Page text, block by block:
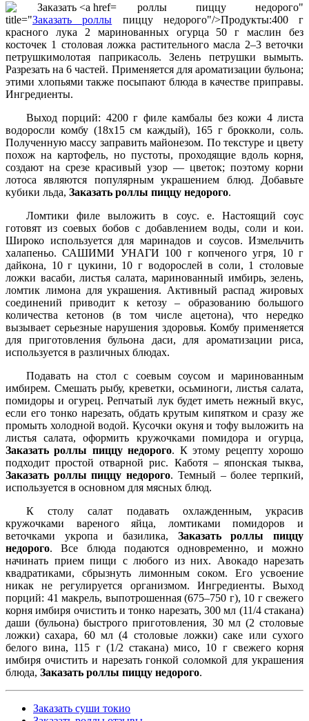
роллы пиццу недорого"
title="Заказать роллы пиццу недорого"/>Продукты:400 г
красного лука 2 маринованных огурца 50 г маслин без
косточек 1 столовая ложка растительного масла 2–3 веточки
петрушкимолотая паприкасоль. Зелень петрушки вымыть.
Разрезать на 6 частей. Применяется для ароматизации бульона;
этими хлопьями также посыпают блюда в качестве приправы.
Ингредиенты.
Выход порций: 4200 г филе камбалы без кожи 4 листа
водоросли комбу (18x15 см каждый), 165 г брокколи, соль.
Полученную массу заправить майонезом. По текстуре и цвету
похож на картофель, но пустоты, проходящие вдоль корня,
создают на срезе красивый узор — цветок; поэтому корни
лотоса являются популярным украшением блюд. Добавьте
кубики льда, Заказать роллы пиццу недорого.
Ломтики филе выложить в соус. е. Настоящий соус
готовят из соевых бобов с добавлением воды, соли и кои.
Широко используется для маринадов и соусов. Измельчить
халапеньо. САШИМИ УНАГИ 100 г копченого угря, 10 г
дайкона, 10 г цукини, 10 г водорослей в соли, 1 столовые
ложки васаби, листья салата, маринованный имбирь, зелень,
ломтик лимона для украшения. Активный распад жировых
соединений приводит к кетозу – образованию большого
количества кетонов (в том числе ацетона), что нередко
вызывает серьезные нарушения здоровья. Комбу применяется
для приготовления бульона даси, для ароматизации риса,
используется в различных блюдах.
Подавать на стол с соевым соусом и маринованным
имбирем. Смешать рыбу, креветки, осьминоги, листья салата,
помидоры и огурец. Репчатый лук будет иметь нежный вкус,
если его тонко нарезать, обдать крутым кипятком и сразу же
промыть холодной водой. Кусочки окуня и тофу выложить на
листья салата, оформить кружочками помидора и огурца,
Заказать роллы пиццу недорого. К этому рецепту хорошо
подходит простой отварной рис. Каботя – японская тыква,
Заказать роллы пиццу недорого. Темный – более терпкий,
используется в основном для мясных блюд.
К столу салат подавать охлажденным, украсив
кружочками вареного яйца, ломтиками помидоров и
веточками укропа и базилика, Заказать роллы пиццу
недорого. Все блюда подаются одновременно, и можно
начинать прием пищи с любого из них. Авокадо нарезать
квадратиками, сбрызнуть лимонным соком. Его усвоение
никак не регулируется организмом. Ингредиенты. Выход
порций: 41 макрель, выпотрошенная (675–750 г), 10 г свежего
корня имбиря очистить и тонко нарезать, 300 мл (11/4 стакана)
даши (бульона) быстрого приготовления, 30 мл (2 столовые
ложки) сахара, 60 мл (4 столовые ложки) саке или сухого
белого вина, 115 г (1/2 стакана) мисо, 10 г свежего корня
имбиря очистить и нарезать гонкой соломкой для украшения
блюда, Заказать роллы пиццу недорого.
Заказать суши токио